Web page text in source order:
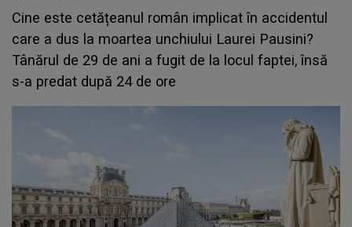
Cine este cetățeanul român implicat în accidentul
care a dus la moartea unchiului Laurei Pausini?
Tânărul de 29 de ani a fugit de la locul faptei, însă
s-a predat după 24 de ore